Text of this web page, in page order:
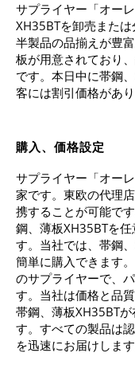
サプライヤー「オー
ХН35ВТを卸売または
半製品の品揃えが豊
板が用意されており
です。本日中に帯鋼
客には割引価格があり
購入、価格設定
サプライヤー「オー
家です。東欧の代理
携することが可能で
鋼、薄板ХН35ВТを任
す。当社では、帯鋼
簡単に購入できます
のサプライヤーで、
す。当社は価格と品
帯鋼、薄板ХН35ВТが
す。すべての製品は
を迅速にお届けします